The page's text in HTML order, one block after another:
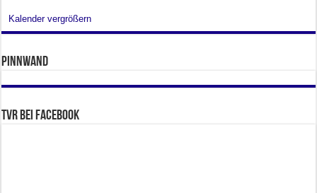
Kalender vergrößern
Pinnwand
TVR bei facebook